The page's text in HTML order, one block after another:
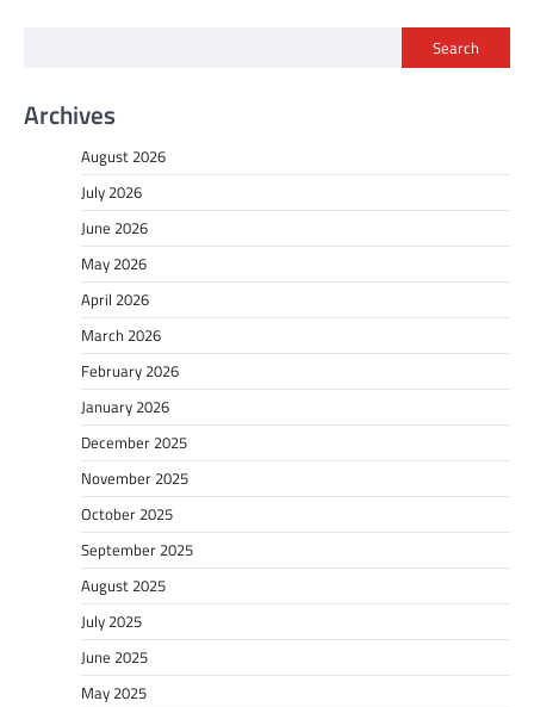
Search
Archives
August 2026
July 2026
June 2026
May 2026
April 2026
March 2026
February 2026
January 2026
December 2025
November 2025
October 2025
September 2025
August 2025
July 2025
June 2025
May 2025